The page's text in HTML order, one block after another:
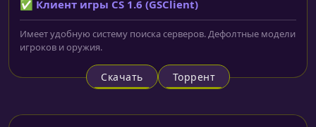
✅ Клиент игры CS 1.6 (GSClient)
Имеет удобную систему поиска серверов. Дефолтные модели
игроков и оружия.
Скачать Торрент